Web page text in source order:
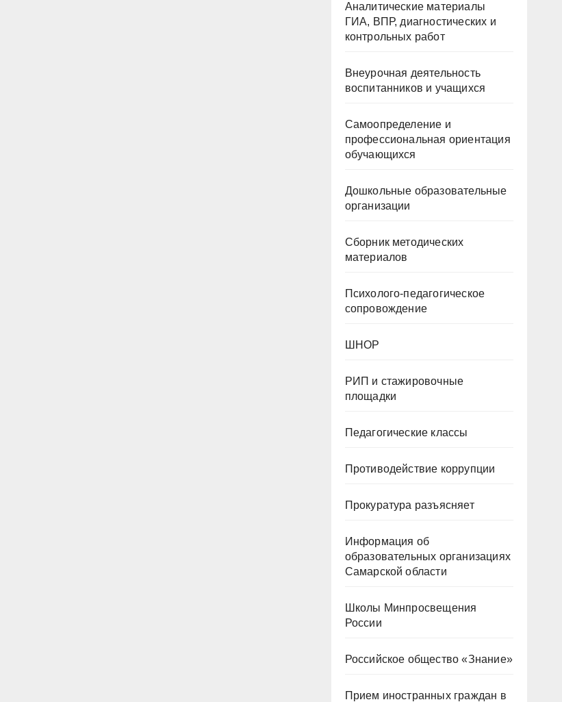
Аналитические материалы
ГИА, ВПР, диагностических и
контрольных работ
Внеурочная деятельность
воспитанников и учащихся
Самоопределение и
профессиональная ориентация
обучающихся
Дошкольные образовательные
организации
Сборник методических
материалов
Психолого-педагогическое
сопровождение
ШНОР
РИП и стажировочные
площадки
Педагогические классы
Противодействие коррупции
Прокуратура разъясняет
Информация об
образовательных организациях
Самарской области
Школы Минпросвещения
России
Российское общество «Знание»
Прием иностранных граждан в